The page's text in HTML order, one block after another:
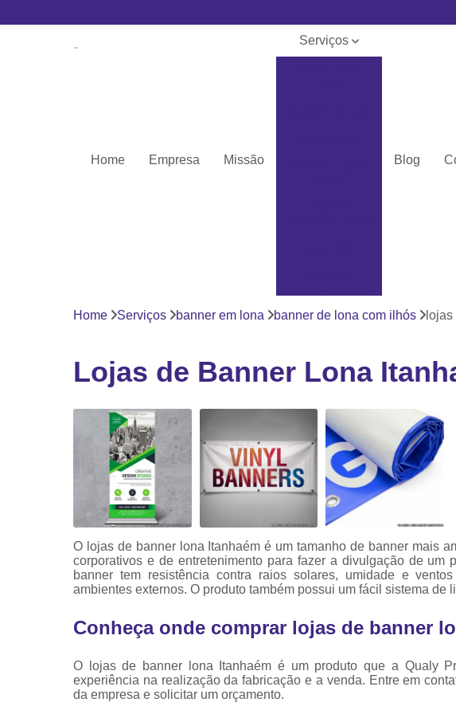
Home Empresa Missão
Serviços
Impressoras
Ribbon
impressoras
Ribbons
Blog
Home Serviços banner em lona banner de lona com ilhós
Lojas de Banner Lona
O lojas de banner lona Itanhaém é um tamanho de banner mais
corporativos e de entretenimento para fazer a divulgação de um
banner tem resistência contra raios solares, umidade e
ambientes externos. O produto também possui um fácil sistema de
Conheça onde comprar lojas de banner
O lojas de banner lona Itanhaém é um produto que a Qualy
experiência na realização da fabricação e a venda. Entre em
da empresa e solicitar um orçamento.